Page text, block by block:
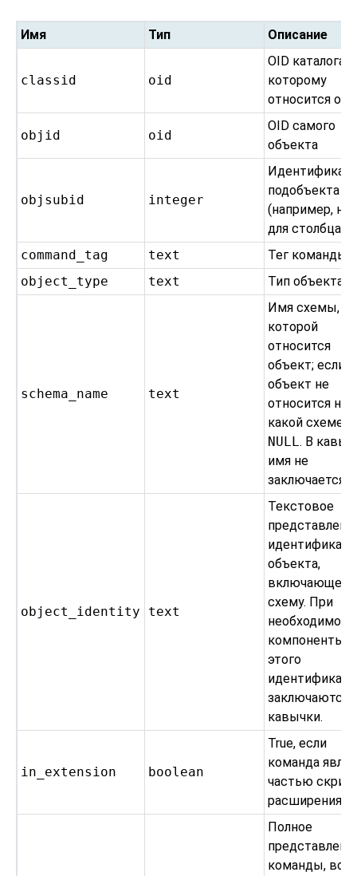
Имя Тип Описание
classid oid
OID каталога,
которому
относится
objid oid
OID самого
объекта
objsubid integer
подобъекта
(например,
для столбца)
command_tag
text
Тег команды
object_type
text Тип объекта
schema_name text
Имя схемы, к
которой
относится
объект; если
объект не
относится ни
какой схеме —
NULL. В
имя не
заключается.
object_identity text
Текстовое
объекта,
включающее
схему. При
компоненты
этого
заключаются
кавычки.
in_extension boolean
True, если
команда
частью
расширения
Полное
команды, во